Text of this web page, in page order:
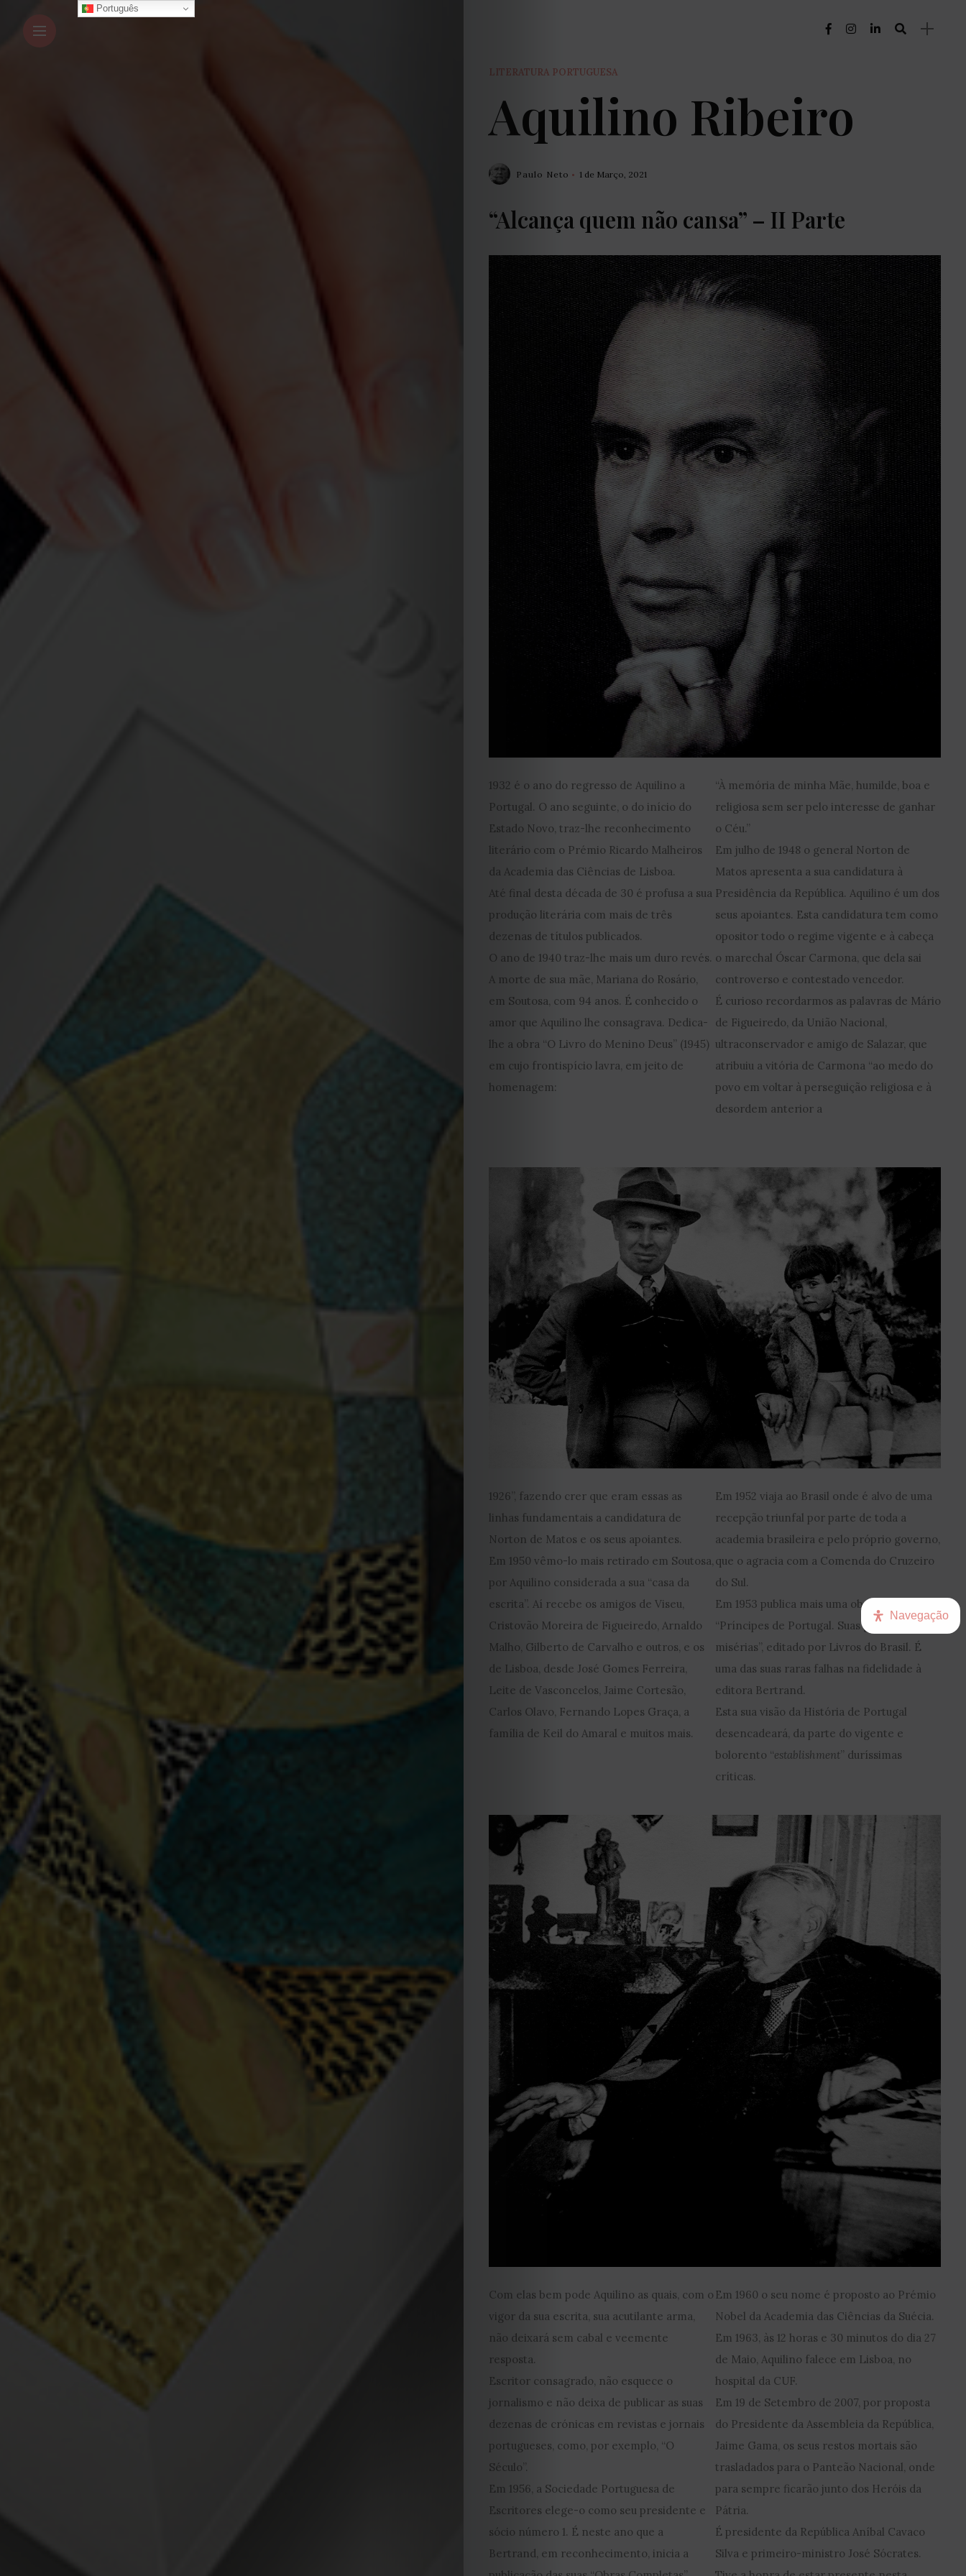
EDIÇÃO
JULHO
2026
2025
2024
2023
2022
2021
Capa
Contactos
Estatuto
Editorial
Política
de
privacidade
Termos
e
Condições
Política
Cookies
LITERATURA PORTUGUESA
Aquilino Ribeiro
Paulo Neto 1 de Março, 2021
“Alcança quem não cansa” – II Parte
1932 é o ano do regresso de Aquilino a
Portugal. O ano seguinte, o do início do
Estado Novo, traz-lhe reconhecimento
literário com o Prémio Ricardo Malheiros
da Academia das Ciências de Lisboa.
Até final desta década de 30 é profusa a sua
produção literária com mais de três
dezenas de títulos publicados.
O ano de 1940 traz-lhe mais um duro revés.
A morte de sua mãe, Mariana do Rosário,
em Soutosa, com 94 anos. É conhecido o
amor que Aquilino lhe consagrava. Dedica-
lhe a obra “O Livro do Menino Deus” (1945)
em cujo frontispício lavra, em jeito de
homenagem:
“À memória de minha Mãe, humilde, boa e
religiosa sem ser pelo interesse de ganhar
o Céu.”
Em julho de 1948 o general Norton de
Matos apresenta a sua candidatura à
Presidência da República. Aquilino é um dos
seus apoiantes. Esta candidatura tem como
opositor todo o regime vigente e à cabeça
o marechal Óscar Carmona, que dela sai
controverso e contestado vencedor.
É curioso recordarmos as palavras de Mário
de Figueiredo, da União Nacional,
ultraconservador e amigo de Salazar, que
atribuiu a vitória de Carmona “ao medo do
povo em voltar à perseguição religiosa e à
desordem anterior a
1926”, fazendo crer que eram essas as
linhas fundamentais a candidatura de
Norton de Matos e os seus apoiantes.
Em 1950 vêmo-lo mais retirado em Soutosa,
por Aquilino considerada a sua “casa da
escrita”. Aí recebe os amigos de Viseu,
Cristovão Moreira de Figueiredo, Arnaldo
Malho, Gilberto de Carvalho e outros, e os
de Lisboa, desde José Gomes Ferreira,
Leite de Vasconcelos, Jaime Cortesão,
Carlos Olavo, Fernando Lopes Graça, a
família de Keil do Amaral e muitos mais.
Em 1952 viaja ao Brasil onde é alvo de uma
recepção triunfal por parte de toda a
academia brasileira e pelo próprio governo,
que o agracia com a Comenda do Cruzeiro
do Sul.
Em 1953 publica mais uma obra polémica
“Príncipes de Portugal. Suas grandezas e
misérias”, editado por Livros do Brasil. É
uma das suas raras falhas na fidelidade à
editora Bertrand.
Esta sua visão da História de Portugal
desencadeará, da parte do vigente e
bolorento “establishment” duríssimas
críticas.
Com elas bem pode Aquilino as quais, com o
vigor da sua escrita, sua acutilante arma,
não deixará sem cabal e veemente
resposta.
Escritor consagrado, não esquece o
jornalismo e não deixa de publicar as suas
dezenas de crónicas em revistas e jornais
portugueses, como, por exemplo, “O
Século”.
Em 1956, a Sociedade Portuguesa de
Escritores elege-o como seu presidente e
sócio número 1. É neste ano que a
Bertrand, em reconhecimento, inicia a
Em 1960 o seu nome é proposto ao Prémio
Nobel da Academia das Ciências da Suécia.
Em 1963, às 12 horas e 30 minutos do dia 27
de Maio, Aquilino falece em Lisboa, no
hospital da CUF.
Em 19 de Setembro de 2007, por proposta
do Presidente da Assembleia da República,
Jaime Gama, os seus restos mortais são
trasladados para o Panteão Nacional, onde
para sempre ficarão junto dos Heróis da
Pátria.
É presidente da República Aníbal Cavaco
Silva e primeiro-ministro José Sócrates.
Português
Navegação